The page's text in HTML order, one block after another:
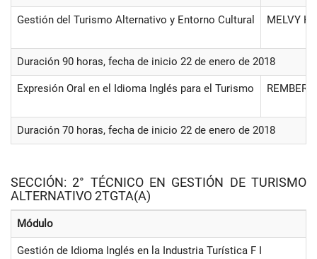
Gestión del Turismo Alternativo y Entorno Cultural MELVY
Duración 90 horas, fecha de inicio 22 de enero de 2018
Expresión Oral en el Idioma Inglés para el Turismo
Duración 70 horas, fecha de inicio 22 de enero de 2018
SECCIÓN: 2° TÉCNICO EN GESTIÓN DE TURISMO
ALTERNATIVO 2TGTA(A)
Módulo
Gestión de Idioma Inglés en la Industria Turística F I